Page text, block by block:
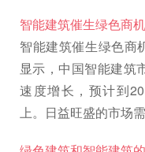
智能建筑催生绿色商机
智能建筑催生绿色商
显示，中国智能建筑
速度增长，预计到
上。日益旺盛的市场